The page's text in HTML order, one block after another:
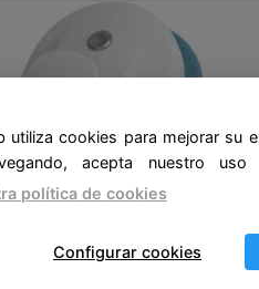
utiliza cookies para mejorar su
acepta nuestro uso
política de cookies
Configurar cookies